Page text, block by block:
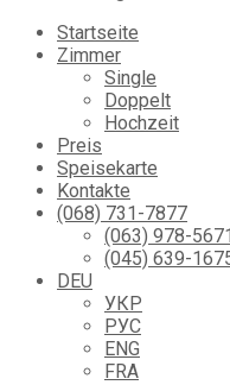
Startseite
Zimmer
Single
Doppelt
Hochzeit
Preis
Speisekarte
Kontakte
(068) 731-7877
(063) 978-5671
(045) 639-
DEU
УКР
РУС
ENG
FRA